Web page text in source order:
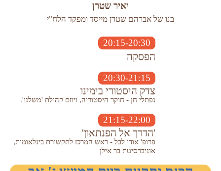
יאיר שטרן
בנו של אברהם שטרן מייסד ומפקד הלח"י
20:15-20:30
הפסקה
20:30-21:15
צדק היסטורי בימינו
נפתלי חן - חוקר היסטוריה, ויוזם קהילת 'משלנו'.
21:15-22:00
'הדרך אל הפנתאון'
פרופ' אודי לבל - ראש המרכז לתקשורת בינלאומית,
אוניברסיטת בר אילן